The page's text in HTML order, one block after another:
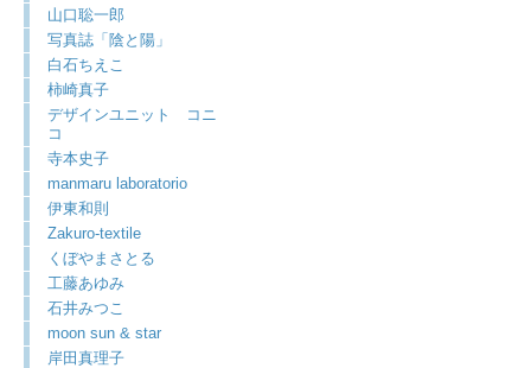
山口聡一郎
写真誌「陰と陽」
白石ちえこ
柿崎真子
デザインユニット コニ
コ
寺本史子
manmaru laboratorio
伊東和則
Zakuro-textile
くぼやまさとる
工藤あゆみ
石井みつこ
moon sun & star
岸田真理子